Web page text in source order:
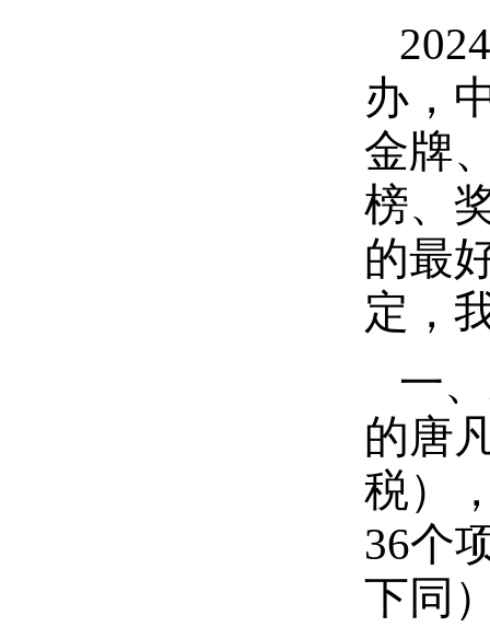
办，
金牌
榜、
的最
定，
一
的唐
税）
36个
下同